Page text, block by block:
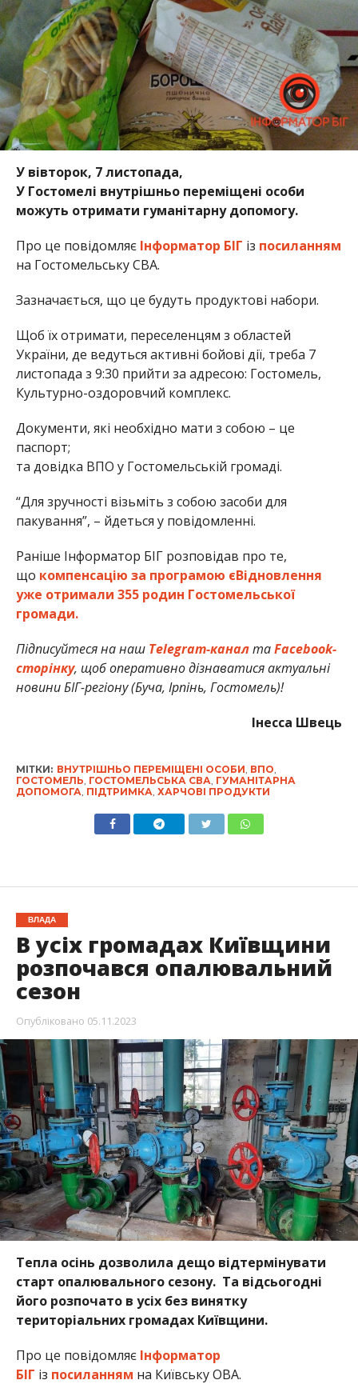
У вівторок, 7 листопада,
У Гостомелі внутрішньо переміщені особи
можуть отримати гуманітарну допомогу.
Про це повідомляє Інформатор БІГ із посиланням
на Гостомельську СВА.
Зазначається, що це будуть продуктові набори.
Щоб їх отримати, переселенцям з областей
України, де ведуться активні бойові дії, треба 7
листопада з 9:30 прийти за адресою: Гостомель,
Культурно-оздоровчий комплекс.
Документи, які необхідно мати з собою – це
паспорт;
та довідка ВПО у Гостомельській громаді.
“Для зручності візьміть з собою засоби для
пакування”, – йдеться у повідомленні.
Раніше Інформатор БІГ розповідав про те,
що компенсацію за програмою єВідновлення
уже отримали 355 родин Гостомельської
громади.
Підписуйтеся на наш Telegram-канал таFacebook-
сторінку, щоб оперативно дізнаватися актуальні
новини БІГ-регіону (Буча, Ірпінь, Гостомель)!
Інесса Швець
МІТКИ: ВНУТРІШНЬО ПЕРЕМІЩЕНІ ОСОБИ, ВПО,
ГОСТОМЕЛЬ, ГОСТОМЕЛЬСЬКА СВА, ГУМАНІТАРНА
ДОПОМОГА, ПІДТРИМКА, ХАРЧОВІ ПРОДУКТИ
ВЛАДА
В усіх громадах Київщини
розпочався опалювальний
сезон
Опубліковано 05.11.2023
Тепла осінь дозволила дещо відтермінувати
старт опалювального сезону. Та відсьогодні
його розпочато в усіх без винятку
територіальних громадах Київщини.
Про це повідомляє Інформатор
БІГ із посиланням на Київську ОВА.